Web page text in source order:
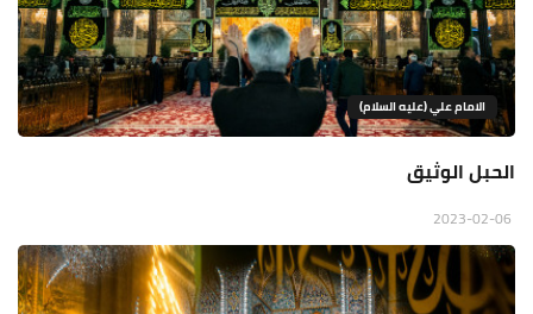
الامام علي (عليه السلام)
الحبل الوثيق